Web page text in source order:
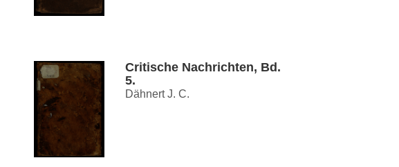
Critische Nachrichten, Bd.
5.
Dähnert J. C.